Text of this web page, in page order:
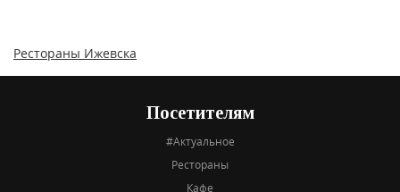
Рестораны Ижевска
Посетителям
#Актуальное
Рестораны
Кафе